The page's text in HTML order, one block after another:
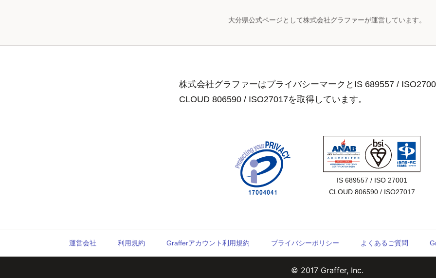
大分県公式ページとして株式会社グラファーが運営しています。
株式会社グラファーはプライバシーマークとIS 689557 /
CLOUD 806590 / ISO27017を取得しています。
IS 689557 / ISO 27001
CLOUD 806590 / ISO27017
運営会社 利用規約 Grafferアカウント利用規約 プライバシーポリシー よくあるご質問
© 2017 Graffer, Inc.